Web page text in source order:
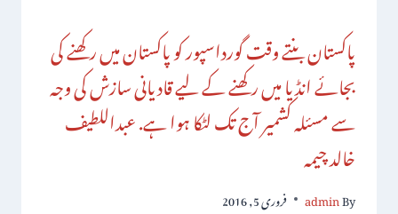
پاکستان بنتے وقت گورداسپور کو پاکستان میں رکھنے کی
بجائے انڈیا میں رکھنے کے لیے قادیانی سازش کی وجہ
سے مسئلہ کشمیر آج تک لٹکا ہوا ہے. عبداللطیف
خالد چیمہ
By
admin فروری 5, 2016